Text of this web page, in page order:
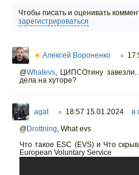
Чтобы писать и оценивать
зарегистрироваться
★ Алексей Вороненко ○
@Whatevs
ЦИПСОтину
дела на хуторе?
agat ○ 18:57 15.01.2024 в
@Drottning What evs
Что такое ESC (EVS) и Что
European Voluntary Service